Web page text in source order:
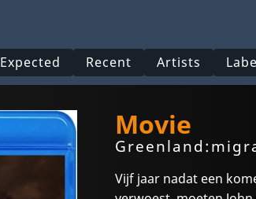
Expected Recent Artists
Movie
Vijf jaar nadat een